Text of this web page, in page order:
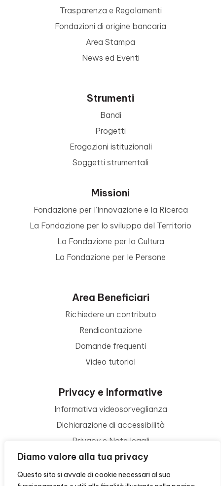
Diamo valore alla tua privacy
Questo sito si avvale di cookie necessari al suo
Trasparenza e Regolamenti
Fondazioni di origine bancaria
Area Stampa
News ed Eventi
Strumenti
Bandi
Progetti
Erogazioni istituzionali
Soggetti strumentali
Missioni
Fondazione per l’Innovazione e la Ricerca
La Fondazione per lo sviluppo del Territorio
La Fondazione per la Cultura
La Fondazione per le Persone
Area Beneficiari
Richiedere un contributo
Rendicontazione
Domande frequenti
Video tutorial
Privacy e Informative
Informativa videosorveglianza
Dichiarazione di accessibilità
Privacy e Note legali
Termini di utilizzo
Cookie policy